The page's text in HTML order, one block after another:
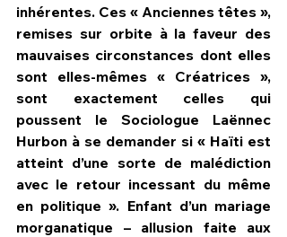
inhérentes. Ces « Anciennes têtes »,
remises sur orbite à la faveur des
mauvaises circonstances dont elles
sont elles-mêmes « Créatrices »,
sont exactement celles qui
poussent le Sociologue Laënnec
Hurbon à se demander si « Haïti est
atteint d’une sorte de malédiction
avec le retour incessant du même
en politique ». Enfant d’un mariage
morganatique – allusion faite aux